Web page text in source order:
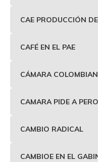
CAE PRODUCCIÓN
CAFÉ EN EL PAE
CÁMARA
CAMARA PIDE A
CAMBIO RADICAL
CAMBIOE EN EL